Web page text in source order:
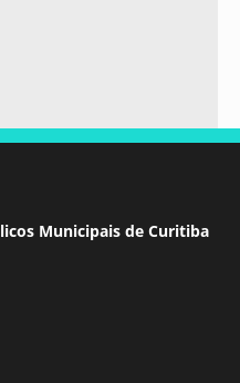
Municipais de Curitiba